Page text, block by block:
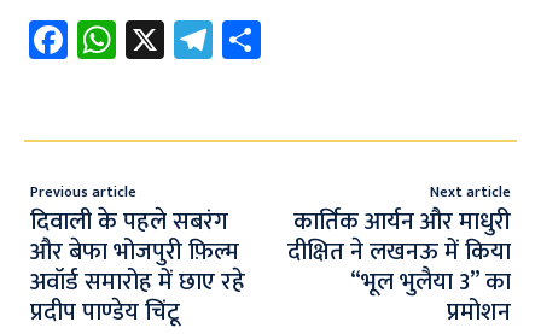
Fa
ce
o
o
k
W
h
s
A
p
p
X Te
le
a e
Previous article
दिवाली के पहले सबरंग
और बेफा भोजपुरी फ़िल्म
अवॉर्ड समारोह में छाए रहे
प्रदीप पाण्डेय चिंटू
Next article
कार्तिक आर्यन और माधुरी
दीक्षित ने लखनऊ में किया
“भूल भुलैया 3” का
प्रमोशन